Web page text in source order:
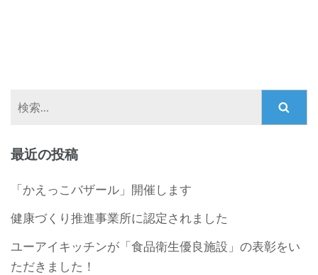
最近の投稿
「かえっこバザール」開催します
健康づくり推進事業所に認定されました
ユーアイキッチンが「食品衛生優良施設」の表彰をい
ただきました！